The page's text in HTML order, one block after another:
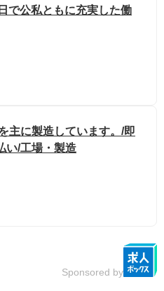
で公私ともに充実した働
主に製造しています。/即
い/工場・製造
Sponsored by